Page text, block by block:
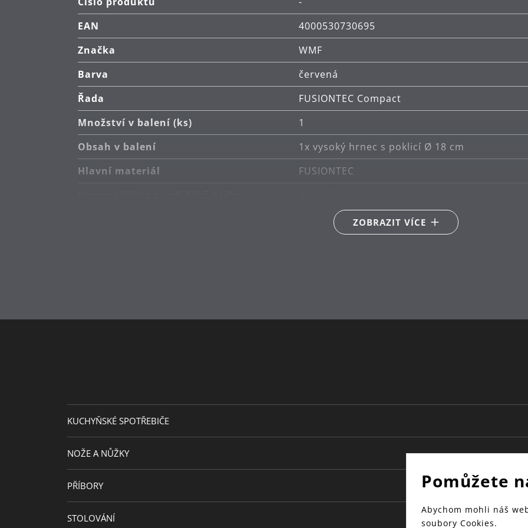
Čištění hrnce: lze mýt v myčce.
Vyrobeno v Německu: hrnec v prémiové kvalitě.
Záruka: WMF poskytuje záruku 30 let.
EAN
4000530730695
Značka
WMF
Barva
červená
Řada
FUSIONTEC Compact
Množství v balení (ks)
1
Obsah v balení
1x vysoký hrnec s poklicí Ø 18 cm
Hlavní materiál
FUSIONTEC
Vhodné pro keramické, plynové, elektrické a
ZOBRAZIT VÍCE
KUCHYŇSKÉ SPOTŘEBIČE
NOŽE A NŮŽKY
PŘÍBORY
STOLOVÁNÍ
Pomůžete
Abychom mohli náš
soubory Cookies.